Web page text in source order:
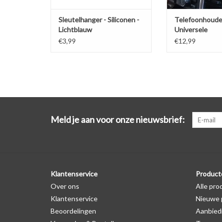
Sleutelhanger - Siliconen -
Lichtblauw
€3,99
Universele
ventilatiehouder
€12,99
Meld je aan voor onze nieuwsbrief:
Klantenservice
Over ons
Klantenservice
Beoordelingen
Alle
Nieuwe